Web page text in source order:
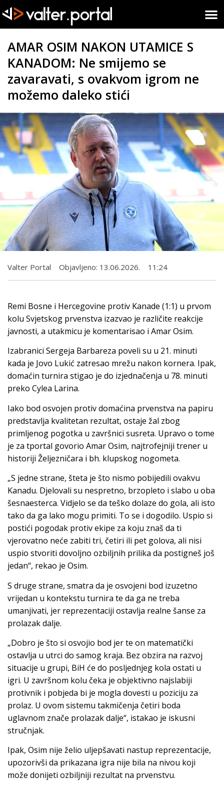
AMAR OSIM NAKON UTAMICE S
KANADOM: Ne smijemo se
zavaravati, s ovakvom igrom ne
možemo daleko stići
Valter Portal Objavljeno: 13.06.2026. 11:24
Remi Bosne i Hercegovine protiv Kanade (1:1) u prvom
kolu Svjetskog prvenstva izazvao je različite reakcije
javnosti, a utakmicu je komentarisao i Amar Osim.
Izabranici Sergeja Barbareza poveli su u 21. minuti
kada je Jovo Lukić zatresao mrežu nakon kornera. Ipak,
domaćin turnira stigao je do izjednačenja u 78. minuti
preko Cylea Larina.
Iako bod osvojen protiv domaćina prvenstva na papiru
predstavlja kvalitetan rezultat, ostaje žal zbog
primljenog pogotka u završnici susreta. Upravo o tome
je za tportal govorio Amar Osim, najtrofejniji trener u
historiji Željezničara i bh. klupskog nogometa.
„S jedne strane, šteta je što nismo pobijedili ovakvu
Kanadu. Djelovali su nespretno, brzopleto i slabo u oba
šesnaesterca. Vidjelo se da teško dolaze do gola, ali isto
tako da ga lako mogu primiti. To se i dogodilo. Uspio si
postići pogodak protiv ekipe za koju znaš da ti
vjerovatno neće zabiti tri, četiri ili pet golova, ali nisi
uspio stvoriti dovoljno ozbiljnih prilika da postigneš još
jedan“, rekao je Osim.
S druge strane, smatra da je osvojeni bod izuzetno
vrijedan u kontekstu turnira te da ga ne treba
umanjivati, jer reprezentaciji ostavlja realne šanse za
prolazak dalje.
„Dobro je što si osvojio bod jer te on matematički
ostavlja u utrci do samog kraja. Bez obzira na razvoj
situacije u grupi, BiH će do posljednjeg kola ostati u
igri. U završnom kolu čeka je objektivno najslabiji
protivnik i pobjeda bi je mogla dovesti u poziciju za
prolaz. U ovom sistemu takmičenja četiri boda
uglavnom znače prolazak dalje“, istakao je iskusni
stručnjak.
Ipak, Osim nije želio uljepšavati nastup reprezentacije,
upozorivši da prikazana igra nije bila na nivou koji
može donijeti ozbiljniji rezultat na prvenstvu.